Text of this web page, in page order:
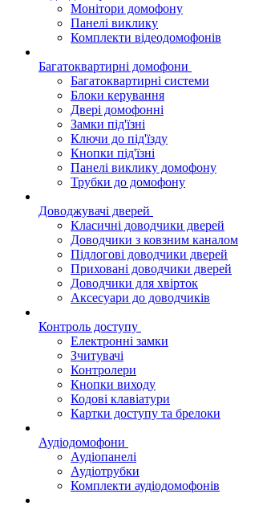
Монітори домофону
Панелі виклику
Комплекти відеодомофонів
Багатоквартирні домофони
Багатоквартирні системи
Блоки керування
Двері домофонні
Замки під'їзні
Ключи до під'їзду
Кнопки під'їзні
Панелі виклику домофону
Трубки до домофону
Доводжувачі дверей
Класичні доводчики дверей
Доводчики з ковзним каналом
Підлогові доводчики дверей
Приховані доводчики дверей
Доводчики для хвірток
Аксесуари до доводчиків
Контроль доступу
Електронні замки
Зчитувачі
Контролери
Кнопки виходу
Кодові клавіатури
Картки доступу та брелоки
Аудіодомофони
Аудіопанелі
Аудіотрубки
Комплекти аудіодомофонів